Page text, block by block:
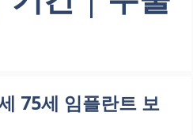
75세 임플란트 보